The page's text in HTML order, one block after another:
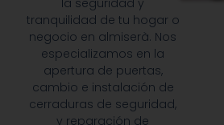
tranquilidad de tu hogar o
negocio en almiserà. Nos
especializamos en la
apertura de puertas,
cambio e instalación de
cerraduras de seguridad,
y reparación de